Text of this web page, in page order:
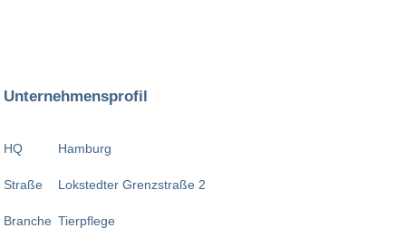
Unternehmensprofil
HQ
Straße
Branche
Hamburg
Lokstedter Grenzstraße 2
Tierpflege